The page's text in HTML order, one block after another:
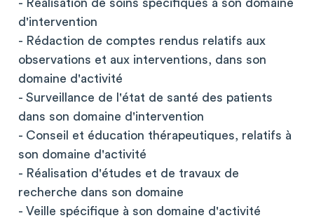
- Réalisation de soins spécifiques à son domaine
d'intervention
- Rédaction de comptes rendus relatifs aux
observations et aux interventions, dans son
domaine d'activité
- Surveillance de l'état de santé des patients
dans son domaine d'intervention
- Conseil et éducation thérapeutiques, relatifs à
son domaine d'activité
- Réalisation d'études et de travaux de
recherche dans son domaine
- Veille spécifique à son domaine d'activité